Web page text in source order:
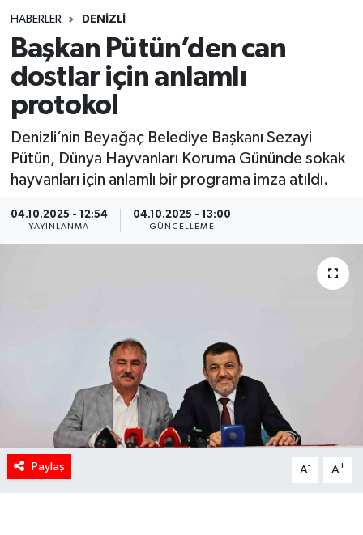
HABERLER DENIZLI
Başkan Pütün’den can
dostlar için anlamlı
protokol
Denizli’nin Beyağaç Belediye Başkanı Sezayi
Pütün, Dünya Hayvanları Koruma Gününde sokak
hayvanları için anlamlı bir programa imza atıldı.
04.10.2025 - 12:54
YAYINLANMA
04.10.2025 - 13:00
GÜNCELLEME
Paylaş A- A+
Spor
Tebrik
Türkiye